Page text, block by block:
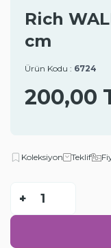
Rich
cm
Ürün Kodu : 6724
200,00
Koleksiyon Teklif
-
+